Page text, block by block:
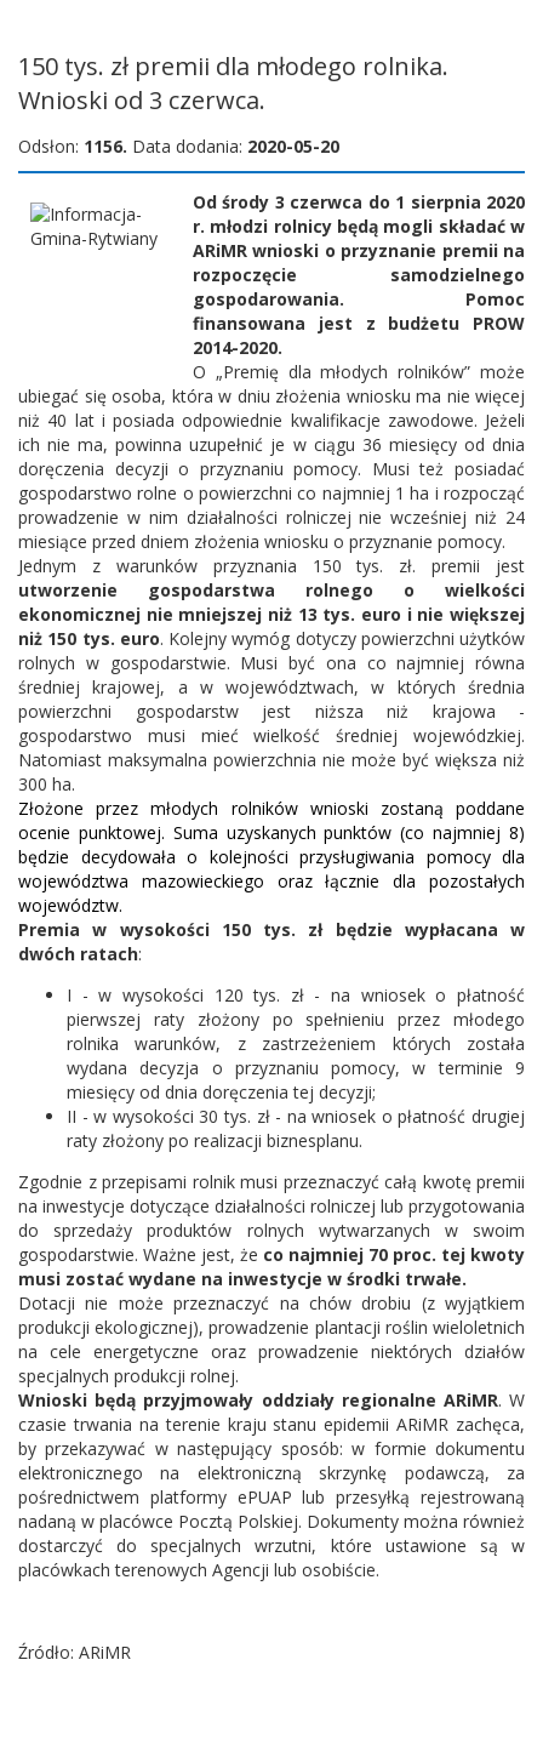
150 tys. zł premii dla młodego rolnika.
Wnioski od 3 czerwca.
Odsłon: 1156. Data dodania: 2020-05-20
Od środy 3 czerwca do 1 sierpnia 2020
r. młodzi rolnicy będą mogli składać w
ARiMR wnioski o przyznanie premii na
rozpoczęcie samodzielnego
gospodarowania. Pomoc
finansowana jest z budżetu PROW
2014-2020.
O „Premię dla młodych rolników” może
ubiegać się osoba, która w dniu złożenia wniosku ma nie więcej
niż 40 lat i posiada odpowiednie kwalifikacje zawodowe. Jeżeli
ich nie ma, powinna uzupełnić je w ciągu 36 miesięcy od dnia
doręczenia decyzji o przyznaniu pomocy. Musi też posiadać
gospodarstwo rolne o powierzchni co najmniej 1 ha i rozpocząć
prowadzenie w nim działalności rolniczej nie wcześniej niż 24
miesiące przed dniem złożenia wniosku o przyznanie pomocy.
Jednym z warunków przyznania 150 tys. zł. premii jest
utworzenie gospodarstwa rolnego o wielkości
ekonomicznej nie mniejszej niż 13 tys. euro i nie większej
niż 150 tys. euro. Kolejny wymóg dotyczy powierzchni użytków
rolnych w gospodarstwie. Musi być ona co najmniej równa
średniej krajowej, a w województwach, w których średnia
powierzchni gospodarstw jest niższa niż krajowa -
gospodarstwo musi mieć wielkość średniej wojewódzkiej.
Natomiast maksymalna powierzchnia nie może być większa niż
300 ha.
Złożone przez młodych rolników wnioski zostaną poddane
ocenie punktowej. Suma uzyskanych punktów (co najmniej 8)
będzie decydowała o kolejności przysługiwania pomocy dla
województwa mazowieckiego oraz łącznie dla pozostałych
województw.
Premia w wysokości 150 tys. zł będzie wypłacana w
dwóch ratach:
I - w wysokości 120 tys. zł - na wniosek o płatność
pierwszej raty złożony po spełnieniu przez młodego
rolnika warunków, z zastrzeżeniem których została
wydana decyzja o przyznaniu pomocy, w terminie 9
miesięcy od dnia doręczenia tej decyzji;
II - w wysokości 30 tys. zł - na wniosek o płatność drugiej
raty złożony po realizacji biznesplanu.
Zgodnie z przepisami rolnik musi przeznaczyć całą kwotę premii
na inwestycje dotyczące działalności rolniczej lub przygotowania
do sprzedaży produktów rolnych wytwarzanych w swoim
gospodarstwie. Ważne jest, że co najmniej 70 proc. tej kwoty
musi zostać wydane na inwestycje w środki trwałe.
Dotacji nie może przeznaczyć na chów drobiu (z wyjątkiem
produkcji ekologicznej), prowadzenie plantacji roślin wieloletnich
na cele energetyczne oraz prowadzenie niektórych działów
specjalnych produkcji rolnej.
Wnioski będą przyjmowały oddziały regionalne ARiMR. W
czasie trwania na terenie kraju stanu epidemii ARiMR zachęca,
by przekazywać w następujący sposób: w formie dokumentu
elektronicznego na elektroniczną skrzynkę podawczą, za
pośrednictwem platformy ePUAP lub przesyłką rejestrowaną
nadaną w placówce Pocztą Polskiej. Dokumenty można również
dostarczyć do specjalnych wrzutni, które ustawione są w
placówkach terenowych Agencji lub osobiście.
Źródło: ARiMR